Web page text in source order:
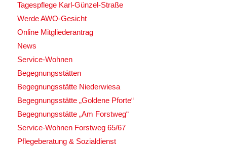
Tagespflege Karl-Günzel-Straße
Werde AWO-Gesicht
Online Mitgliederantrag
News
Service-Wohnen
Begegnungsstätten
Begegnungsstätte Niederwiesa
Begegnungsstätte „Goldene Pforte“
Begegnungsstätte „Am Forstweg“
Service-Wohnen Forstweg 65/67
Pflegeberatung & Sozialdienst